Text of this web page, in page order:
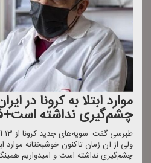
موارد ابتلا به كرونا در
چشم‌گیری نداشته
ولی از آن زمان تاكنون خوشبختانه موارد
چشم‌گیری نداشته است و امیدواریم